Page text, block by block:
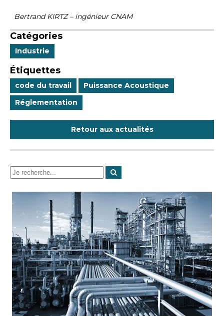
Bertrand KIRTZ – ingénieur CNAM
Catégories
Industrie
Étiquettes
code du travail
Puissance Acoustique
Réglementation
Retour aux actualités